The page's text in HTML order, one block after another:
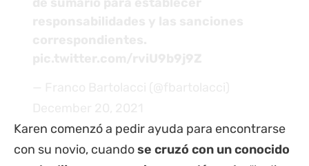
Karen comenzó a pedir ayuda para encontrarse
con su novio, cuandose cruzó con un conocido